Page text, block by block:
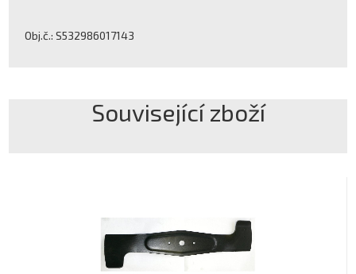
Obj.č.: S532986017143
Související zboží